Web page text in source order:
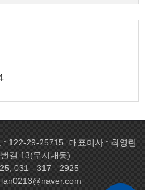
: 122-29-25715 대표이사 : 최영란
길 13(무지내동)
031 - 317 - 2925